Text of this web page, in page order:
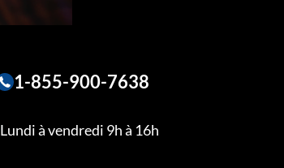
1-855-900-7638
Lundi à vendredi 9h à 16h